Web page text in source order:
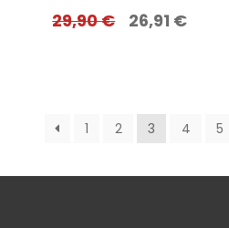
29,90€ 26,91 €
1 2 3 4 5